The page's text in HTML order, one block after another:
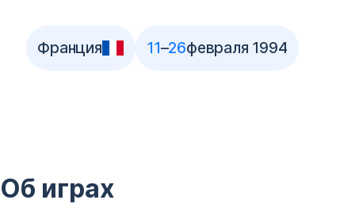
Франция 11–26февраля 1994
Об играх